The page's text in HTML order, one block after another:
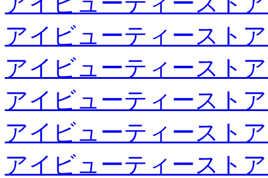
アイビューティースト
アイビューティースト
アイビューティースト
アイビューティースト
アイビューティースト